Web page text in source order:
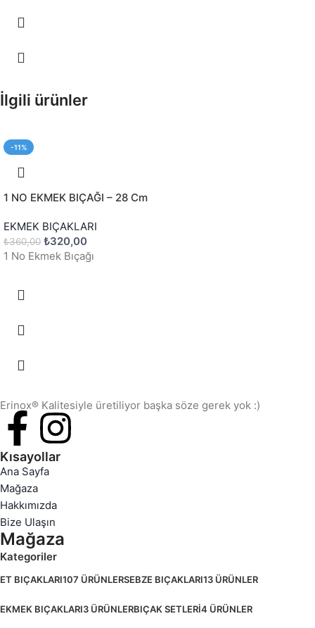
İlgili ürünler
-11%
1 NO EKMEK BIÇAĞI – 28 Cm
EKMEK BIÇAKLARI
₺360,00 ₺320,00
1 No Ekmek Bıçağı
Erinox® Kalitesiyle üretiliyor başka söze gerek yok :)
Kısayollar
Ana Sayfa
Mağaza
Hakkımızda
Bize Ulaşın
Mağaza
Kategoriler
ET BIÇAKLARI107 ÜRÜNLERSEBZE BIÇAKLARI13 ÜRÜNLER
EKMEK BIÇAKLARI3 ÜRÜNLERBIÇAK SETLERİ4 ÜRÜNLER